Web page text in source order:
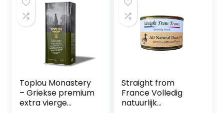
Toplou Monastery
– Griekse premium
extra vierge
Straight from
France Volledig
natuurlijk